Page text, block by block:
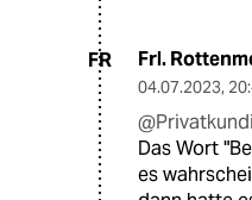
FR Frl.
04.07.2023,
Das Wort
es